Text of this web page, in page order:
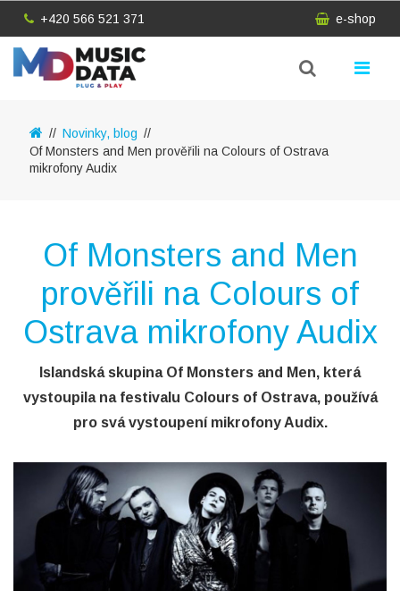
+420 566 521 371 e-shop
Novinky, blog
Of Monsters and Men prověřili na Colours of Ostrava
mikrofony Audix
Of Monsters and Men
prověřili na Colours of
Ostrava mikrofony Audix
Islandská skupina Of Monsters and Men, která
vystoupila na festivalu Colours of Ostrava, používá
pro svá vystoupení mikrofony Audix.